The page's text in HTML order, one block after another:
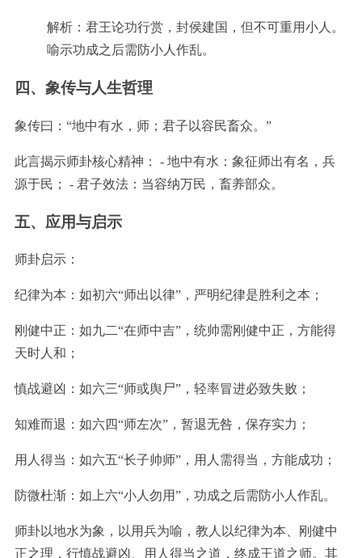
解析：君王论功行赏，封侯建国，但不可重用小人。
喻示功成之后需防小人作乱。
四、象传与人生哲理
象传曰：“地中有水，师；君子以容民畜众。”
此言揭示师卦核心精神： - 地中有水：象征师出有名，兵
源于民； - 君子效法：当容纳万民，畜养部众。
五、应用与启示
师卦启示：
纪律为本：如初六“师出以律”，严明纪律是胜利之本；
刚健中正：如九二“在师中吉”，统帅需刚健中正，方能得
天时人和；
慎战避凶：如六三“师或舆尸”，轻率冒进必致失败；
知难而退：如六四“师左次”，暂退无咎，保存实力；
用人得当：如六五“长子帅师”，用人需得当，方能成功；
防微杜渐：如上六“小人勿用”，功成之后需防小人作乱。
师卦以地水为象，以用兵为喻，教人以纪律为本、刚健中
正之理，行慎战避凶、用人得当之道，终成王道之师。其